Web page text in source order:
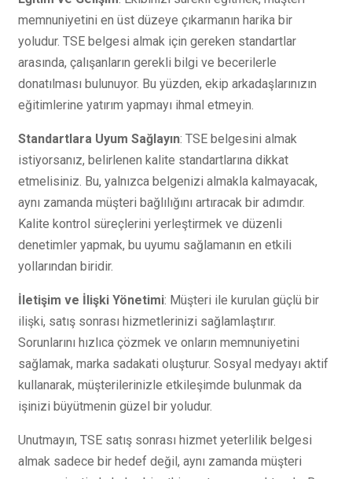
memnuniyetini en üst düzeye çıkarmanın harika bir
yoludur. TSE belgesi almak için gereken standartlar
arasında, çalışanların gerekli bilgi ve becerilerle
donatılması bulunuyor. Bu yüzden, ekip arkadaşlarınızın
eğitimlerine yatırım yapmayı ihmal etmeyin.
Standartlara Uyum Sağlayın: TSE belgesini almak
istiyorsanız, belirlenen kalite standartlarına dikkat
etmelisiniz. Bu, yalnızca belgenizi almakla kalmayacak,
aynı zamanda müşteri bağlılığını artıracak bir adımdır.
Kalite kontrol süreçlerini yerleştirmek ve düzenli
denetimler yapmak, bu uyumu sağlamanın en etkili
yollarından biridir.
İletişim ve İlişki Yönetimi: Müşteri ile kurulan güçlü bir
ilişki, satış sonrası hizmetlerinizi sağlamlaştırır.
Sorunlarını hızlıca çözmek ve onların memnuniyetini
sağlamak, marka sadakati oluşturur. Sosyal medyayı aktif
kullanarak, müşterilerinizle etkileşimde bulunmak da
işinizi büyütmenin güzel bir yoludur.
Unutmayın, TSE satış sonrası hizmet yeterlilik belgesi
almak sadece bir hedef değil, aynı zamanda müşteri